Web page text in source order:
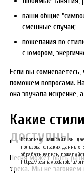
ваши общие
смешные случаи;
пожелания по
с юмором,
Если вы
поможем вопросами.
она звучала искренне,
Какие
доступны
Песня может быть
трека. Мы не
Используя наш сайт, вы
пользовательских
обрабатывались,
https://pesniavpodarok.ru/